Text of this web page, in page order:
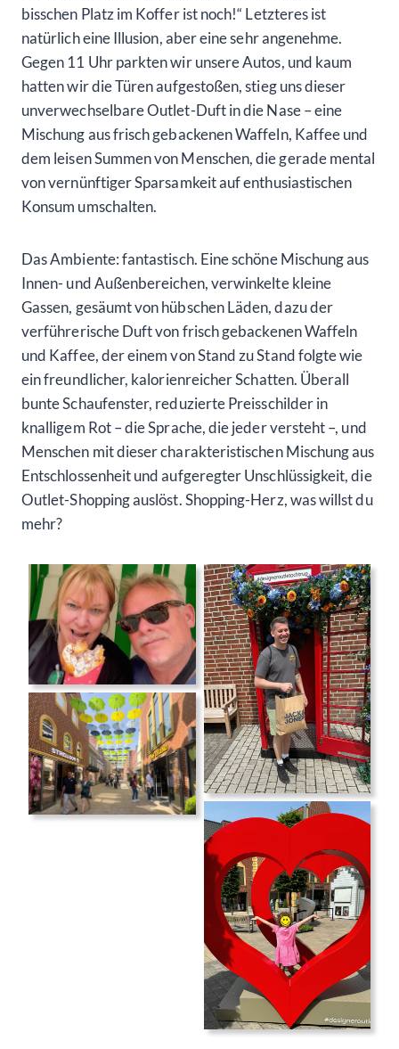
bisschen Platz im Koffer ist noch!“ Letzteres ist
natürlich eine Illusion, aber eine sehr angenehme.
Gegen 11 Uhr parkten wir unsere Autos, und kaum
hatten wir die Türen aufgestoßen, stieg uns dieser
unverwechselbare Outlet-Duft in die Nase – eine
Mischung aus frisch gebackenen Waffeln, Kaffee und
dem leisen Summen von Menschen, die gerade mental
von vernünftiger Sparsamkeit auf enthusiastischen
Konsum umschalten.
Das Ambiente: fantastisch. Eine schöne Mischung aus
Innen- und Außenbereichen, verwinkelte kleine
Gassen, gesäumt von hübschen Läden, dazu der
verführerische Duft von frisch gebackenen Waffeln
und Kaffee, der einem von Stand zu Stand folgte wie
ein freundlicher, kalorienreicher Schatten. Überall
bunte Schaufenster, reduzierte Preisschilder in
knalligem Rot – die Sprache, die jeder versteht –, und
Menschen mit dieser charakteristischen Mischung aus
Entschlossenheit und aufgeregter Unschlüssigkeit, die
Outlet-Shopping auslöst. Shopping-Herz, was willst du
mehr?